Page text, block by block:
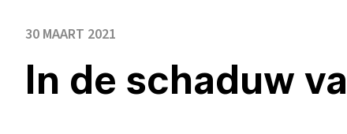
30 MAART 2021
In de schaduw